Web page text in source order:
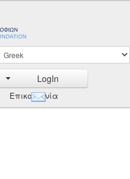
LogIn
Επικοινωνία